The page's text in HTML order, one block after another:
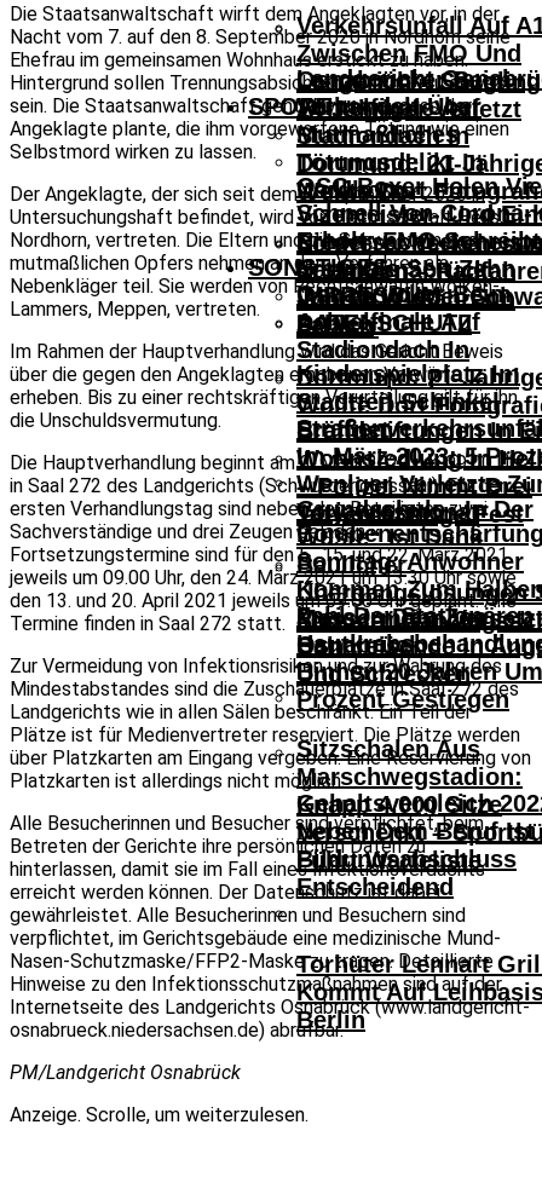
Landgericht
Verhandelt Über
Mutmaßliches
Tötungsdelikt In
Nordhorn
Osnabrücker Beim
Achtelfinale Auf
Stadiondach In
Dortmund: 21-
Wollte Dort
Grundschule „In Der
Wüste“ Ist Dank
Baulicher
Übergangslösungen
Sommer
Osnabrücker Beim
Achtelfinale Auf
Stadiondach In
Dortmund: 21-
Wollte Dort
Schwerer
In Hellern –
Von PKW- Fahrerin
Erfasst
Brandstiftungen In
Wohnsiedlung In
– Polizei Nimmt Drei
Tatverdächtige Fest
Messermann
Bahnreisende In
Und Schrecken
Verkehrsunfall Auf
Zwischen FMO Und
Lengerich –
14-Jähriger Verletzt
Schnell Von Corona-
Erholt: FMO Schreibt
Erstmals Seit Zehn
Jahren Wieder
Zahlen
Im März 2023: 5
Weniger Verletzte
Vorjahresmonat
Zahl Der Stationären
Binnen 20 Jahren
Prozent Gestiegen
Gehaltsvergleich
Neben Dem Beruf Ist
Bildungsabschluss
Entscheidend
SPORT
OSC-Boxer Holen
Vizemeister- Und
Nach Osnabrück
Kinderspielplatz Im
Stadtteil Schinkel
Eröffnet
Sonntag: Anwohner
Kommen Zum
Preis In Den Zoo
Osnabrück
Sitzschalen Aus
Marschwegstadion:
Knapp 4.000 Sitze
Verschenkt –
Führt Warteliste
Torhüter Lennart
Kommt Auf
Berlin
SONSTIGES
IMPRESSUM
DATENSCHUTZ
Die Staatsanwaltschaft wirft dem Angeklagten vor, in der
Nacht vom 7. auf den 8. September 2020 in Nordhorn seine
Ehefrau im gemeinsamen Wohnhaus erstickt zu haben.
Hintergrund sollen Trennungsabsichten der Ehefrau gewesen
sein. Die Staatsanwaltschaft geht davon aus, dass der
Angeklagte plante, die ihm vorgeworfene Tötung wie einen
Selbstmord wirken zu lassen.
Der Angeklagte, der sich seit dem 8. September 2020 in
Untersuchungshaft befindet, wird von Rechtsanwalt Heils,
Nordhorn, vertreten. Die Eltern und die Schwestern des
mutmaßlichen Opfers nehmen an dem Verfahren als
Nebenkläger teil. Sie werden von Rechtsanwältin Wolken-
Lammers, Meppen, vertreten.
Im Rahmen der Hauptverhandlung wird das Gericht Beweis
über die gegen den Angeklagten erhobenen Vorwürfe
erheben. Bis zu einer rechtskräftigen Verurteilung gilt für ihn
die Unschuldsvermutung.
Die Hauptverhandlung beginnt am 3. März 2021 um 09.00 Uhr
in Saal 272 des Landgerichts (Schwurgerichtssaal). Für den
ersten Verhandlungstag sind neben den Beteiligten zwei
Sachverständige und drei Zeugen geladen.
Fortsetzungstermine sind für den 5., 15. und 22. März 2021
jeweils um 09.00 Uhr, den 24. März 2021 um 13.30 Uhr sowie
den 13. und 20. April 2021 jeweils um 09.00 Uhr geplant. Alle
Termine finden in Saal 272 statt.
Zur Vermeidung von Infektionsrisiken und zur Wahrung des
Mindestabstandes sind die Zuschauerplätze in Saal 272 des
Landgerichts wie in allen Sälen beschränkt. Ein Teil der
Plätze ist für Medienvertreter reserviert. Die Plätze werden
über Platzkarten am Eingang vergeben. Eine Reservierung von
Platzkarten ist allerdings nicht möglich.
Alle Besucherinnen und Besucher sind verpflichtet, beim
Betreten der Gerichte ihre persönlichen Daten zu
hinterlassen, damit sie im Fall eines Infektionsverdachts
erreicht werden können. Der Datenschutz ist dabei
gewährleistet. Alle Besucherinnen und Besuchern sind
verpflichtet, im Gerichtsgebäude eine medizinische Mund-
Nasen-Schutzmaske/FFP2-Maske zu tragen. Detaillierte
Hinweise zu den Infektionsschutzmaßnahmen sind auf der
Internetseite des Landgerichts Osnabrück (www.landgericht-
osnabrueck.niedersachsen.de) abrufbar.
PM/Landgericht Osnabrück
Anzeige. Scrolle, um weiterzulesen.